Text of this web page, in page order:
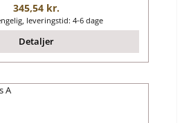
Almindelig pris:
345,54 kr.
leveringstid: 4-6 dage
Detaljer